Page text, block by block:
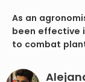
As an
been effective
to combat